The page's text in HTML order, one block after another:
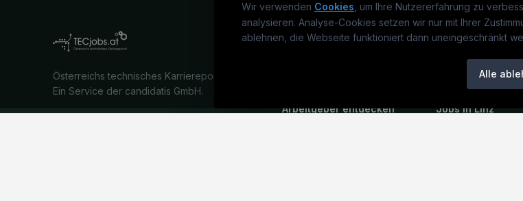
Wir verwenden Cookies , um Ihre Nutzererfahrung zu
analysieren. Analyse-Cookies setzen wir nur mit Ihrer
ablehnen, die Webseite funktioniert dann uneingeschränkt
Alle
Österreichs technisches Karriereportal.
Ein Service der candidatis GmbH.
TECjobs.at
Arbeitgeber entdecken
Jobs
Jobs in Wien
Jobs in Linz